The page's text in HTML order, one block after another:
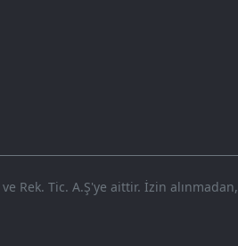
Rek. Tic. A.Ş'ye aittir. İzin alınmadan,